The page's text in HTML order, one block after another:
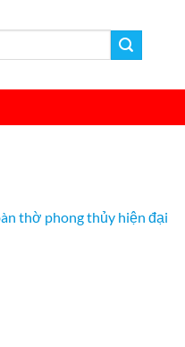
thờ phong thủy hiện đại